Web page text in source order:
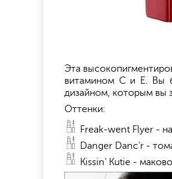
Эта
витамином С и Е. Вы
дизайном, которым вы
Оттенки:
Freak-went Flyer -
Danger Danc'r -
Kissin' Kutie -